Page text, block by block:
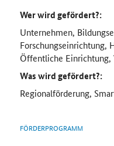
Wer wird gefördert?:
Unternehmen,
Forschungseinrichtung,
Öffentliche
Was wird gefördert?:
Regionalförderung,
FÖRDERPROGRAMM